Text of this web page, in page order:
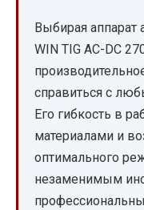
Выбирая аппарат
WIN TIG AC-DC
справиться с
Его гибкость в
материалами и
оптимального
незаменимым